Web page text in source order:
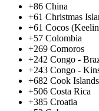
+86 China
+61 Christmas
+61 Cocos
+57 Colombia
+269 Comoros
+242 Congo -
+243 Congo -
+682 Cook Islands
+506 Costa Rica
+385 Croatia